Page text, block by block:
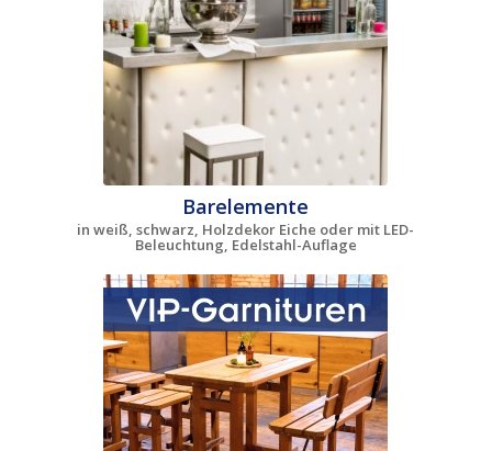
Barelemente
in weiß, schwarz, Holzdekor Eiche oder mit LED-
Beleuchtung, Edelstahl-Auflage